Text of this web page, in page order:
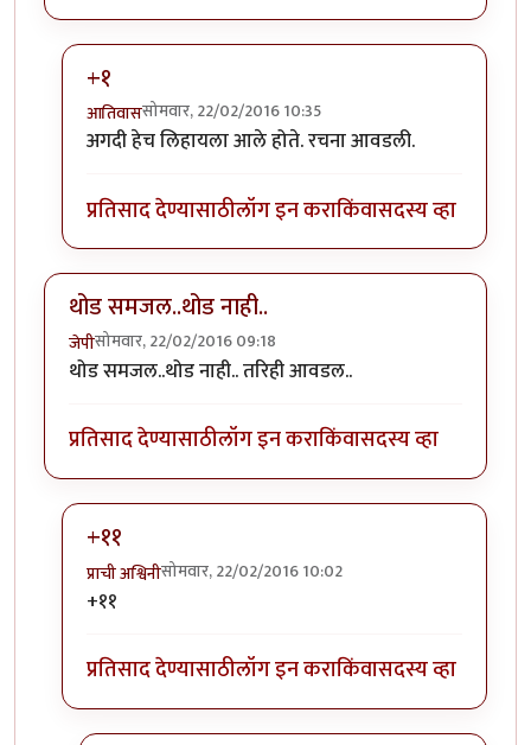
+१
आतिवाससोमवार, 22/02/2016 10:35
In reply toझाडी बोलीत असूनही खालीbyअजया
अगदी हेच लिहायला आले होते. रचना आवडली.
प्रतिसाद देण्यासाठीलॉग इन कराकिंवासदस्य व्हा
थोड समजल..थोड नाही..
जेपीसोमवार, 22/02/2016 09:18
थोड समजल..थोड नाही.. तरिही आवडल..
प्रतिसाद देण्यासाठीलॉग इन कराकिंवासदस्य व्हा
+११
प्राची अश्विनीसोमवार, 22/02/2016 10:02
In reply to
+११
प्रतिसाद देण्यासाठीलॉग इन कराकिंवासदस्य व्हा